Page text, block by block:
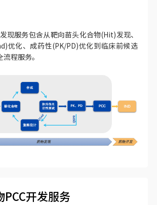
现服务包含从靶向苗头化合物(Hit)发现、
优化、成药性(PK/PD)优化到临床前候选
程服务。
开发服务